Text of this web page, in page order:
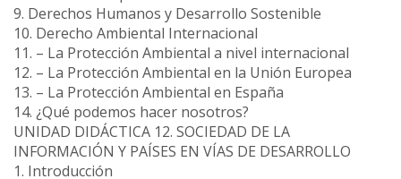
9. Derechos Humanos y Desarrollo Sostenible
10. Derecho Ambiental Internacional
11. – La Protección Ambiental a nivel internacional
12. – La Protección Ambiental en la Unión Europea
13. – La Protección Ambiental en España
14. ¿Qué podemos hacer nosotros?
UNIDAD DIDÁCTICA 12. SOCIEDAD DE LA
INFORMACIÓN Y PAÍSES EN VÍAS DE DESARROLLO
1. Introducción